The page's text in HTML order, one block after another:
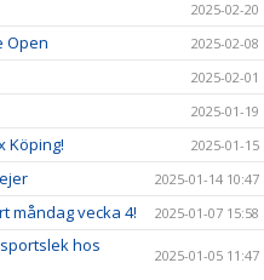
2025-02-20
Open 2025-02-08
2025-02-01
2025-01-19
Köping! 2025-01-15
2025-01-14 10:47
måndag vecka 4! 2025-01-07 15:58
hos
2025-01-05 11:47